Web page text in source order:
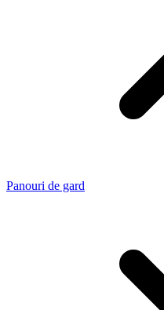
Panouri de gard